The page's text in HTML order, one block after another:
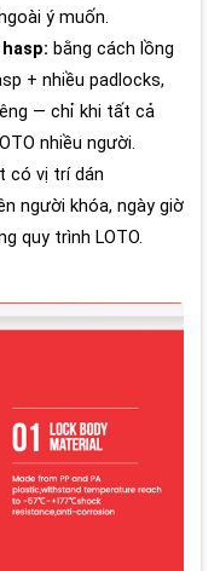
ý muốn.
bằng cách lồng
+ nhiều padlocks,
— chỉ khi tất cả
nhiều người.
có vị trí dán
người khóa, ngày giờ
quy trình LOTO.